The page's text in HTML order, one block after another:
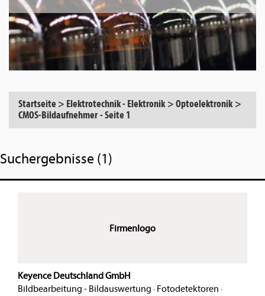
Startseite > Elektrotechnik - Elektronik >Optoelektronik >
CMOS-Bildaufnehmer-Seite 1
Suchergebnisse (1)
Firmenlogo
Keyence Deutschland GmbH
Bildbearbeitung - Bildauswertung · Fotodetektoren ·